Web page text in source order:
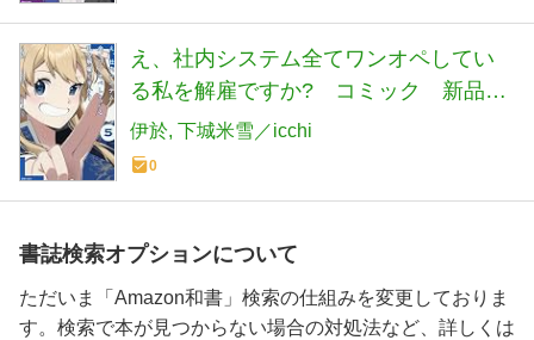
え、社内システム全てワンオペしてい
る私を解雇ですか? コミック 新品
1-5巻セット (主婦と生活社)
伊於 下城米雪／icchi
0
書誌検索オプションについて
ただいま「Amazon和書」検索の仕組みを変更しておりま
す。検索で本が見つからない場合の対処法など、詳しくは